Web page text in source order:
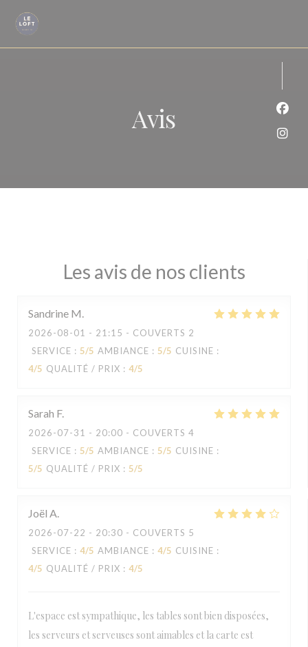
Personnalisation de vos choix en matière de cookies
Avis
Les avis de nos clients
Sandrine M
2026-08-01 - 21:15 - COUVERTS 2
SERVICE : 5/5 AMBIANCE : 5/5 CUISINE :
4/5 QUALITÉ / PRIX : 4/5
Sarah F
2026-07-31 - 20:00 - COUVERTS 4
SERVICE : 5/5 AMBIANCE : 5/5 CUISINE :
5/5 QUALITÉ / PRIX : 5/5
Joël A
2026-07-22 - 20:30 - COUVERTS 5
SERVICE : 4/5 AMBIANCE : 4/5 CUISINE :
4/5 QUALITÉ / PRIX : 4/5
L'espace est sympathique, les tables sont bien disposées,
les serveurs et serveuses sont aimables et la carte est